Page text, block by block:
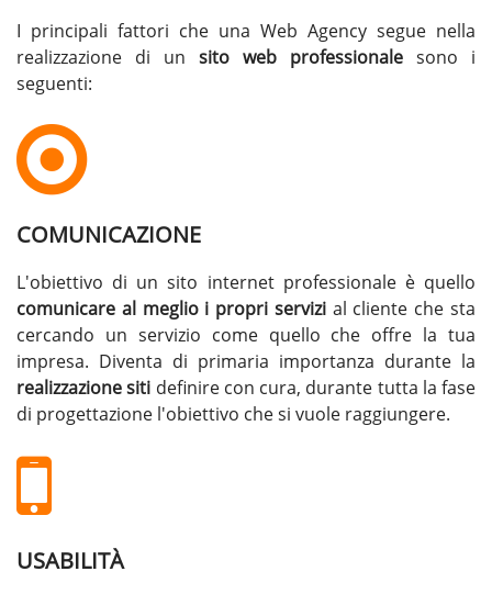
I principali fattori che una Web Agency segue nella
realizzazione di un sito web professionale sono i
seguenti:
COMUNICAZIONE
L'obiettivo di un sito internet professionale è quello
comunicare al meglio i propri servizial cliente che sta
cercando un servizio come quello che offre la tua
impresa. Diventa di primaria importanza durante la
realizzazione siti definire con cura, durante tutta la fase
di progettazione l'obiettivo che si vuole raggiungere.
USABILITÀ